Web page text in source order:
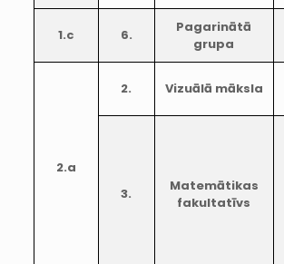
1.c 6.
Pagarinātā
grupa
2.a
2. Vizuālā māksla
3.
Matemātikas
fakultatīvs